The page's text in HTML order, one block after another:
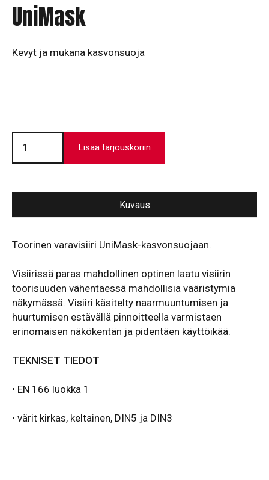
UniMask
Kevyt ja mukana kasvonsuoja
Varavisiiri
CleanAIR®
UniMask
määrä
Lisää tarjouskoriin
Kuvaus
Toorinen varavisiiri UniMask-kasvonsuojaan.
Visiirissä paras mahdollinen optinen laatu visiirin
toorisuuden vähentäessä mahdollisia vääristymiä
näkymässä. Visiiri käsitelty naarmuuntumisen ja
huurtumisen estävällä pinnoitteella varmistaen
erinomaisen näkökentän ja pidentäen käyttöikää.
TEKNISET TIEDOT
• EN 166 luokka 1
• värit kirkas, keltainen, DIN5 ja DIN3